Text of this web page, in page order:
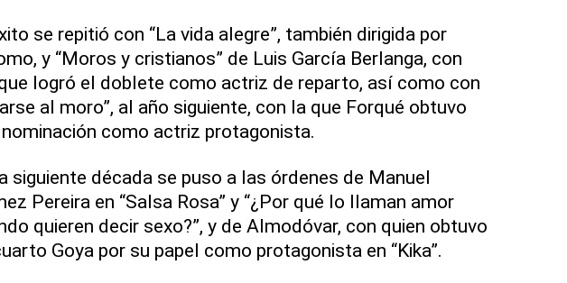
se repitió con “La vida alegre”, también dirigida por
y “Moros y cristianos” de Luis García Berlanga, con
logró el doblete como actriz de reparto, así como con
al moro”, al año siguiente, con la que Forqué obtuvo
nominación como actriz protagonista.
siguiente década se puso a las órdenes de Manuel
Pereira en “Salsa Rosa” y “¿Por qué lo llaman amor
quieren decir sexo?”, y de Almodóvar, con quien obtuvo
Goya por su papel como protagonista en “Kika”.